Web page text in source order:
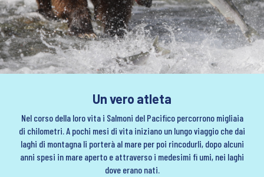
Un vero atleta
Nel corso della loro vita i Salmoni del Pacifico percorrono migliaia
di chilometri. A pochi mesi di vita iniziano un lungo viaggio che dai
laghi di montagna li porterà al mare per poi rincodurli, dopo alcuni
anni spesi in mare aperto e attraverso i medesimi fi umi, nei laghi
dove erano nati.